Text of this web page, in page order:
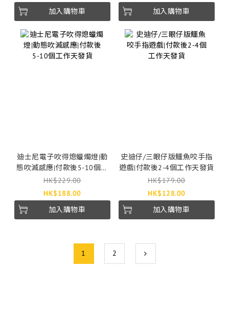
加入購物車
加入購物車
迪士尼電子吹得熄蠟燭燈|動
態吹滅感應|付款後5-10個工
作天發貨
HK$229.00
HK$188.00
加入購物車
史迪仔/三眼仔版鱷魚咬手指
遊戲|付款後2-4個工作天發貨
HK$179.00
HK$128.00
加入購物車
1 2